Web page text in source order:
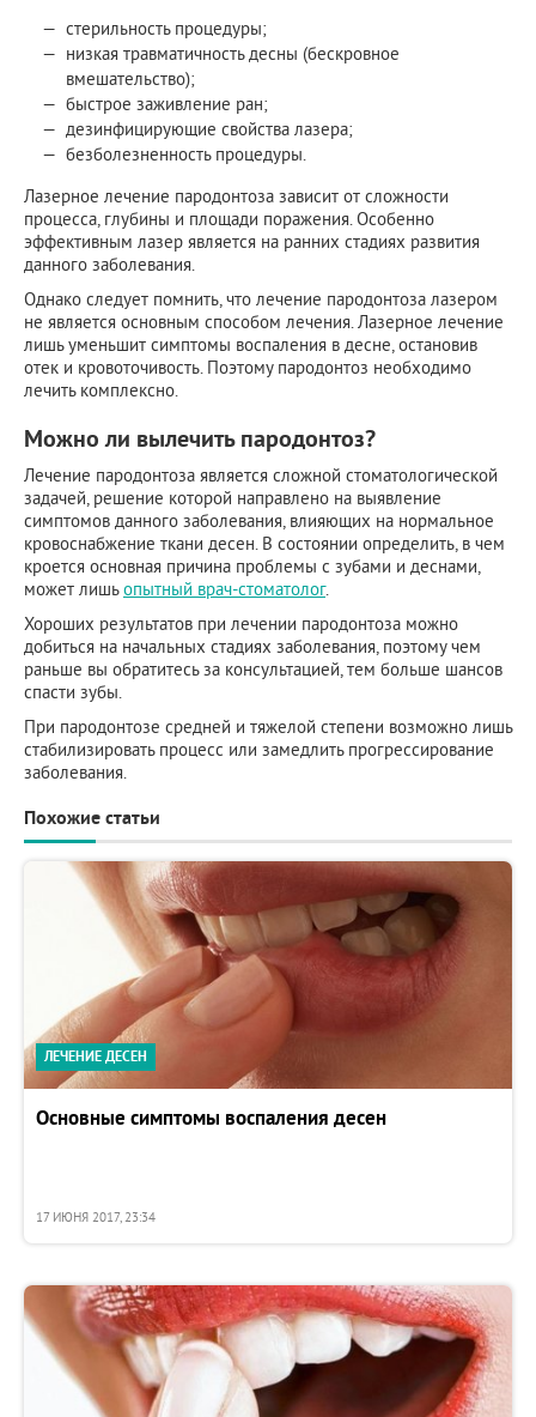
стерильность процедуры;
низкая травматичность десны (бескровное
вмешательство);
быстрое заживление ран;
дезинфицирующие свойства лазера;
безболезненность процедуры.
Лазерное лечение пародонтоза зависит от сложности
процесса, глубины и площади поражения. Особенно
эффективным лазер является на ранних стадиях развития
данного заболевания.
Однако следует помнить, что лечение пародонтоза лазером
не является основным способом лечения. Лазерное лечение
лишь уменьшит симптомы воспаления в десне, остановив
отек и кровоточивость. Поэтому пародонтоз необходимо
лечить комплексно.
Можно ли вылечить пародонтоз?
Лечение пародонтоза является сложной стоматологической
задачей, решение которой направлено на выявление
симптомов данного заболевания, влияющих на нормальное
кровоснабжение ткани десен. В состоянии определить, в чем
кроется основная причина проблемы с зубами и деснами,
может лишьопытный врач-стоматолог.
Хороших результатов при лечении пародонтоза можно
добиться на начальных стадиях заболевания, поэтому чем
раньше вы обратитесь за консультацией, тем больше шансов
спасти зубы.
При пародонтозе средней и тяжелой степени возможно лишь
стабилизировать процесс или замедлить прогрессирование
заболевания.
Похожие статьи
ЛЕЧЕНИЕ ДЕСЕН
Основные симптомы воспаления десен
17 ИЮНЯ 2017, 23:34